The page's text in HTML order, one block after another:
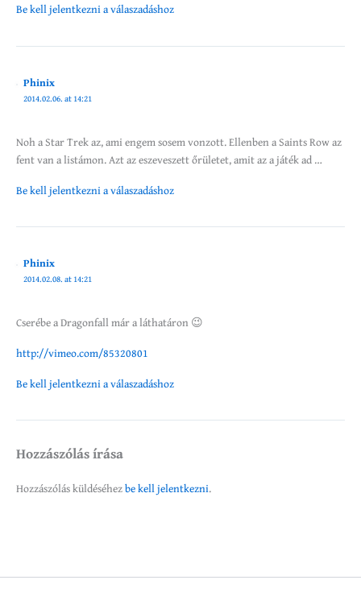
Be kell jelentkezni a válaszadáshoz
Phinix
2014.02.06. at 14:21
Noh a Star Trek az, ami engem sosem vonzott. Ellenben a Saints Row az
fent van a listámon. Azt az eszeveszett őrületet, amit az a játék ad …
Be kell jelentkezni a válaszadáshoz
Phinix
2014.02.08. at 14:21
Cserébe a Dragonfall már a láthatáron 😉
http://vimeo.com/85320801
Be kell jelentkezni a válaszadáshoz
Hozzászólás írása
Hozzászólás küldéséhezbe kell jelentkezni.